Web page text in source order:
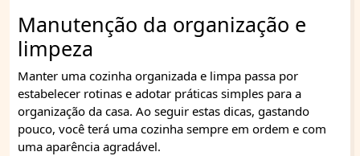
Manutenção da organização e
limpeza
Manter uma cozinha organizada e limpa passa por
estabelecer rotinas e adotar práticas simples para a
organização da casa. Ao seguir estas dicas, gastando
pouco, você terá uma cozinha sempre em ordem e com
uma aparência agradável.